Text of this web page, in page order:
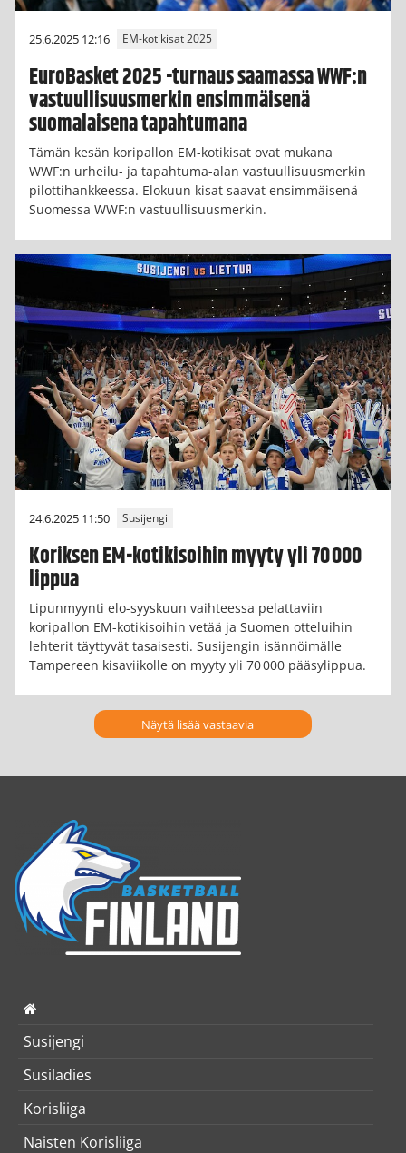
25.6.2025 12:16 EM-kotikisat 2025
EuroBasket 2025 -turnaus saamassa WWF:n
vastuullisuusmerkin ensimmäisenä
suomalaisena tapahtumana
Tämän kesän koripallon EM-kotikisat ovat mukana
WWF:n urheilu- ja tapahtuma-alan vastuullisuusmerkin
pilottihankkeessa. Elokuun kisat saavat ensimmäisenä
Suomessa WWF:n vastuullisuusmerkin.
24.6.2025 11:50 Susijengi
Koriksen EM-kotikisoihin myyty yli 70 000
lippua
Lipunmyynti elo-syyskuun vaihteessa pelattaviin
koripallon EM-kotikisoihin vetää ja Suomen otteluihin
lehterit täyttyvät tasaisesti. Susijengin isännöimälle
Tampereen kisaviikolle on myyty yli 70 000 pääsylippua.
Näytä lisää vastaavia
Susijengi
Susiladies
Korisliiga
Naisten Korisliiga